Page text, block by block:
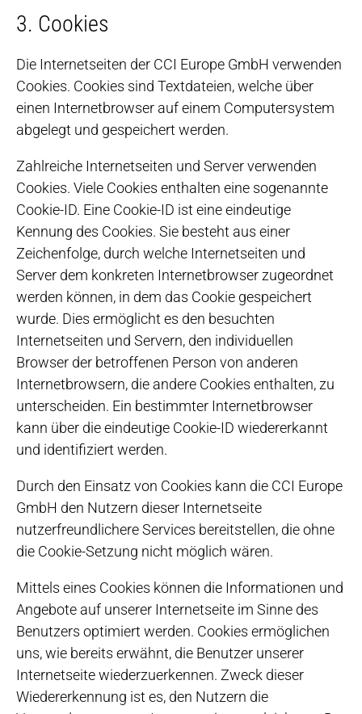
3. Cookies
Die Internetseiten der CCI Europe GmbH verwenden
Cookies. Cookies sind Textdateien, welche über
einen Internetbrowser auf einem Computersystem
abgelegt und gespeichert werden.
Zahlreiche Internetseiten und Server verwenden
Cookies. Viele Cookies enthalten eine sogenannte
Cookie-ID. Eine Cookie-ID ist eine eindeutige
Kennung des Cookies. Sie besteht aus einer
Zeichenfolge, durch welche Internetseiten und
Server dem konkreten Internetbrowser zugeordnet
werden können, in dem das Cookie gespeichert
wurde. Dies ermöglicht es den besuchten
Internetseiten und Servern, den individuellen
Browser der betroffenen Person von anderen
Internetbrowsern, die andere Cookies enthalten, zu
unterscheiden. Ein bestimmter Internetbrowser
kann über die eindeutige Cookie-ID wiedererkannt
und identifiziert werden.
Durch den Einsatz von Cookies kann die CCI Europe
GmbH den Nutzern dieser Internetseite
nutzerfreundlichere Services bereitstellen, die ohne
die Cookie-Setzung nicht möglich wären.
Mittels eines Cookies können die Informationen und
Angebote auf unserer Internetseite im Sinne des
Benutzers optimiert werden. Cookies ermöglichen
uns, wie bereits erwähnt, die Benutzer unserer
Internetseite wiederzuerkennen. Zweck dieser
Wiedererkennung ist es, den Nutzern die